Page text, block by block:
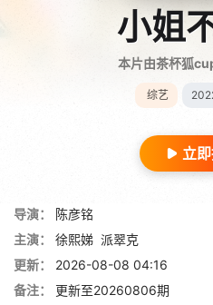
小姐
本片由茶杯狐
综艺
立
导演：
陈彦铭
主演：
徐熙娣 派翠克
更新：
2026-08-08 04:16
备注：
更新至20260806期